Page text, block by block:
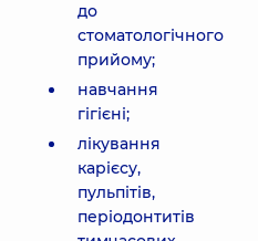
до
стоматологічного
прийому;
навчання
гігієні;
лікування
карієсу,
пульпітів,
періодонтитів